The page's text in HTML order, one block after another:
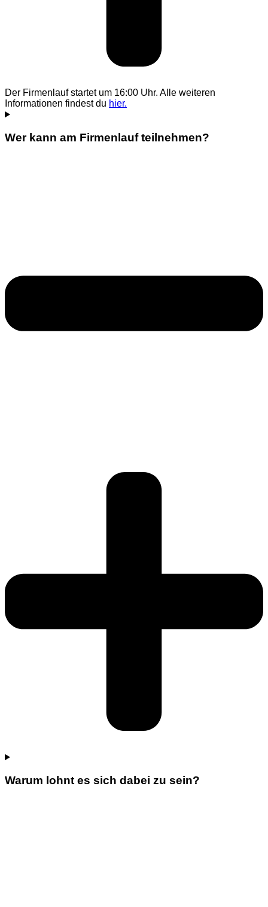
Der Firmenlauf startet um 16:00 Uhr. Alle weiteren
Informationen findest du hier.
Wer kann am Firmenlauf teilnehmen?
Warum lohnt es sich dabei zu sein?